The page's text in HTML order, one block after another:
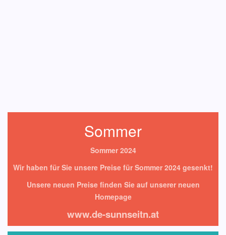
Sommer
Sommer 2024
Wir haben für Sie unsere Preise für Sommer 2024 gesenkt!
Unsere neuen Preise finden Sie auf unserer neuen
Homepage
www.de-sunnseitn.at